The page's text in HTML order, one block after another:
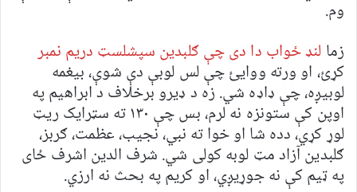
وم.
زما لنډ ځواب دا دی چې ګلبدین سپشلسټ دریم نمبر
کړئ، او ورته ووایئ چې لس لوبې دې شوې، بیغمه
لوبیږه، چې ډاډه شي. زه د ډیرو برخلاف د ابراهیم په
اوپن کې ستونزه نه لرم، بس چې ۱۳۰ ته سټرایک ریټ
لوړ کړي، دده شا او خوا ته نبي، نجیب، عظمت، ګربز،
ګلبدین آزاد مټ لوبه کولی شي. شرف الدین اشرف ځای
په ټیم کې نه جوړیږي، او کریم په بحث نه ارزي.